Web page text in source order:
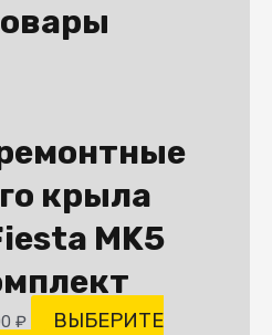
крыла
MK5
₽
ВЫБЕРИТЕ